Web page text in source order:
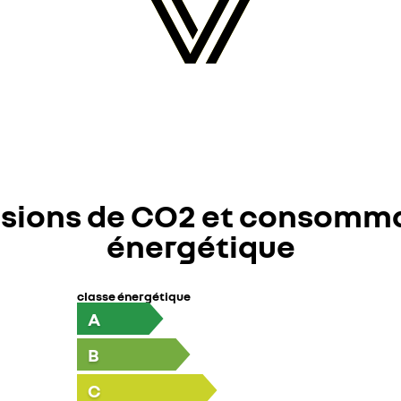
de CO2 et
énergétique
classe énergétique
A
B
C